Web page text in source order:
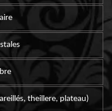
theillere, plateau)